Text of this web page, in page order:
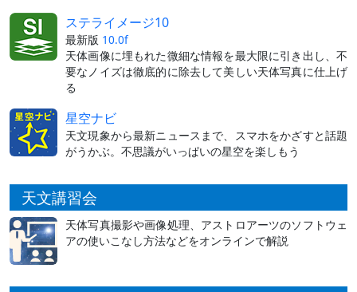
ステライメージ10
最新版 10.0f
天体画像に埋もれた微細な情報を最大限に引き出し、不
要なノイズは徹底的に除去して美しい天体写真に仕上げ
る
星空ナビ
天文現象から最新ニュースまで、スマホをかざすと話題
がうかぶ。不思議がいっぱいの星空を楽しもう
天文講習会
天体写真撮影や画像処理、アストロアーツのソフトウェ
アの使いこなし方法などをオンラインで解説